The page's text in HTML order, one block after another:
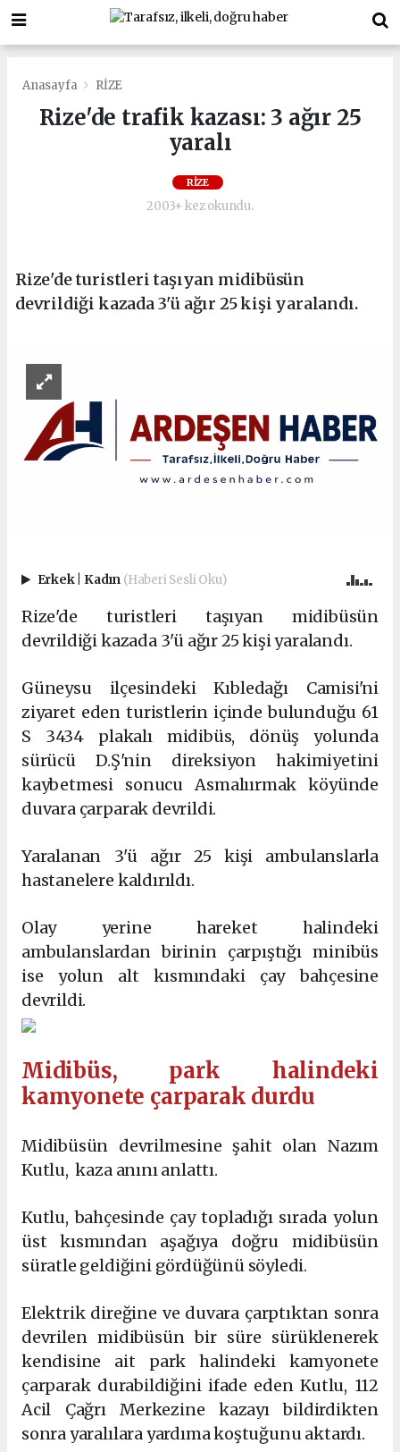
Anasayfa RİZE
Rize'de trafik kazası: 3 ağır 25
yaralı
RİZE
2003+ kez okundu.
Rize'de turistleri taşıyan midibüsün
devrildiği kazada 3'ü ağır 25 kişi yaralandı.
Erkek Kadın (Haberi Sesli Oku)
Rize'de turistleri taşıyan midibüsün
devrildiği kazada 3'ü ağır 25 kişi yaralandı.
Güneysu ilçesindeki Kıbledağı Camisi'ni
ziyaret eden turistlerin içinde bulunduğu 61
S 3434 plakalı midibüs, dönüş yolunda
sürücü D.Ş'nin direksiyon hakimiyetini
kaybetmesi sonucu Asmalıırmak köyünde
duvara çarparak devrildi.
Yaralanan 3'ü ağır 25 kişi ambulanslarla
hastanelere kaldırıldı.
Olay yerine hareket halindeki
ambulanslardan birinin çarpıştığı minibüs
ise yolun alt kısmındaki çay bahçesine
devrildi.
Midibüs, park halindeki
kamyonete çarparak durdu
Midibüsün devrilmesine şahit olan Nazım
Kutlu, kaza anını anlattı.
Kutlu, bahçesinde çay topladığı sırada yolun
üst kısmından aşağıya doğru midibüsün
süratle geldiğini gördüğünü söyledi.
Elektrik direğine ve duvara çarptıktan sonra
devrilen midibüsün bir süre sürüklenerek
kendisine ait park halindeki kamyonete
çarparak durabildiğini ifade eden Kutlu, 112
Acil Çağrı Merkezine kazayı bildirdikten
sonra yaralılara yardıma koştuğunu aktardı.